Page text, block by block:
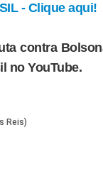
- Clique aqui!
contra
no YouTube.